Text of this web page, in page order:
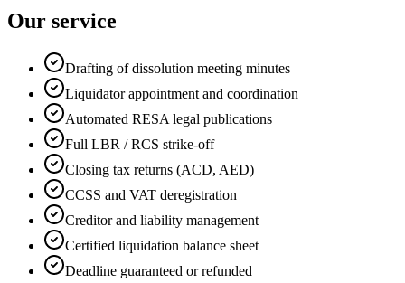
Our service
Drafting of dissolution meeting minutes
Liquidator appointment and coordination
Automated RESA legal publications
Full LBR / RCS strike-off
Closing tax returns (ACD, AED)
CCSS and VAT deregistration
Creditor and liability management
Certified liquidation balance sheet
Deadline guaranteed or refunded